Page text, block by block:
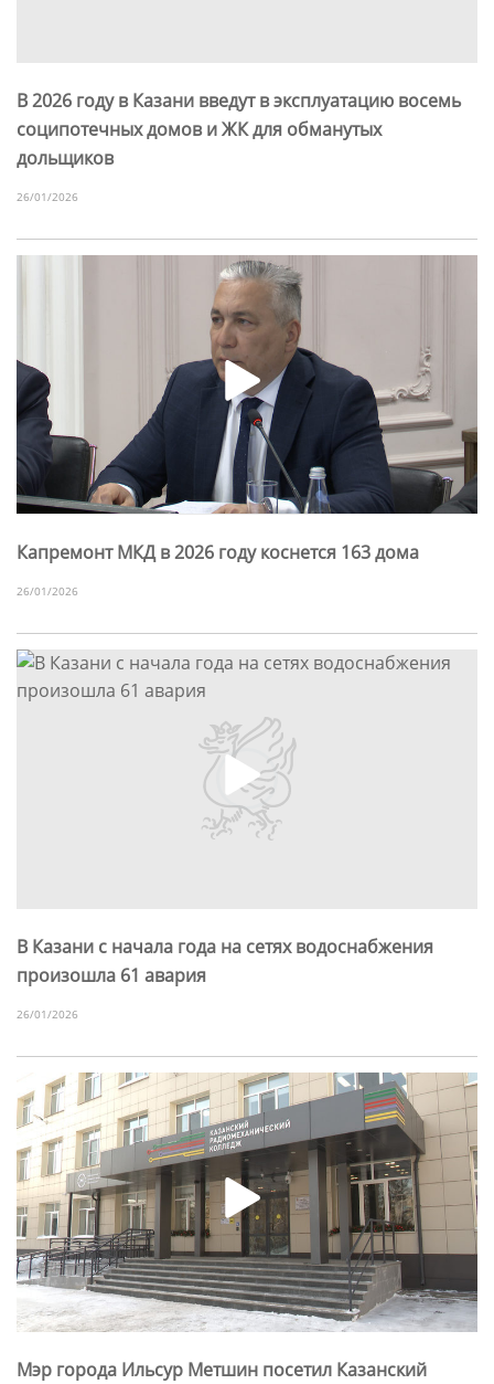
В 2026 году в Казани введут в эксплуатацию восемь
соципотечных домов и ЖК для обманутых
дольщиков
26/01/2026
Капремонт МКД в 2026 году коснется 163 дома
26/01/2026
В Казани с начала года на сетях водоснабжения
произошла 61 авария
26/01/2026
Мэр города Ильсур Метшин посетил Казанский